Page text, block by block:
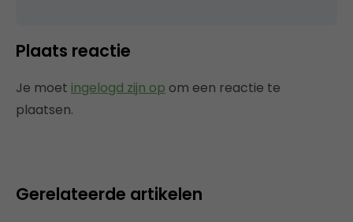
Plaats reactie
Je moet ingelogd zijn op om een reactie te
plaatsen.
Gerelateerde artikelen